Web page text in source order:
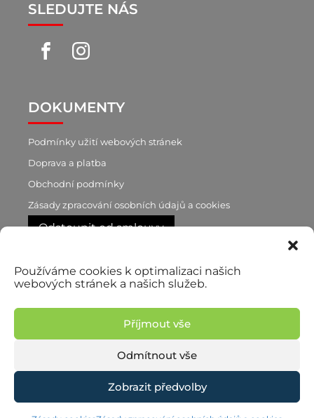
Používáme cookies k optimalizaci našich
webových stránek a našich služeb.
Příjmout vše
Odmítnout vše
Zobrazit předvolby
SLEDUJTE NÁS
DOKUMENTY
Podmínky užití webových stránek
Doprava a platba
Obchodní podmínky
Zásady zpracování osobních údajů a cookies
Odstoupit od smlouvy
RYCHLÝ KONTAKT
+420 603 188 870
+420 777 722 760 p. Pilař, obchodní zástupce